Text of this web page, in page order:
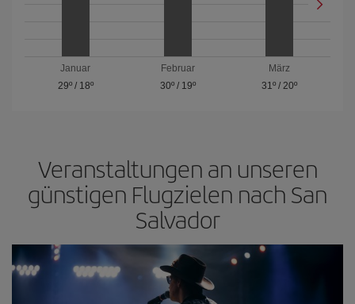
Januar
29º/ 18º
Februar
30º/ 19º
März
31º /20º
Veranstaltungen an unseren
günstigen Flugzielen nach San
Salvador